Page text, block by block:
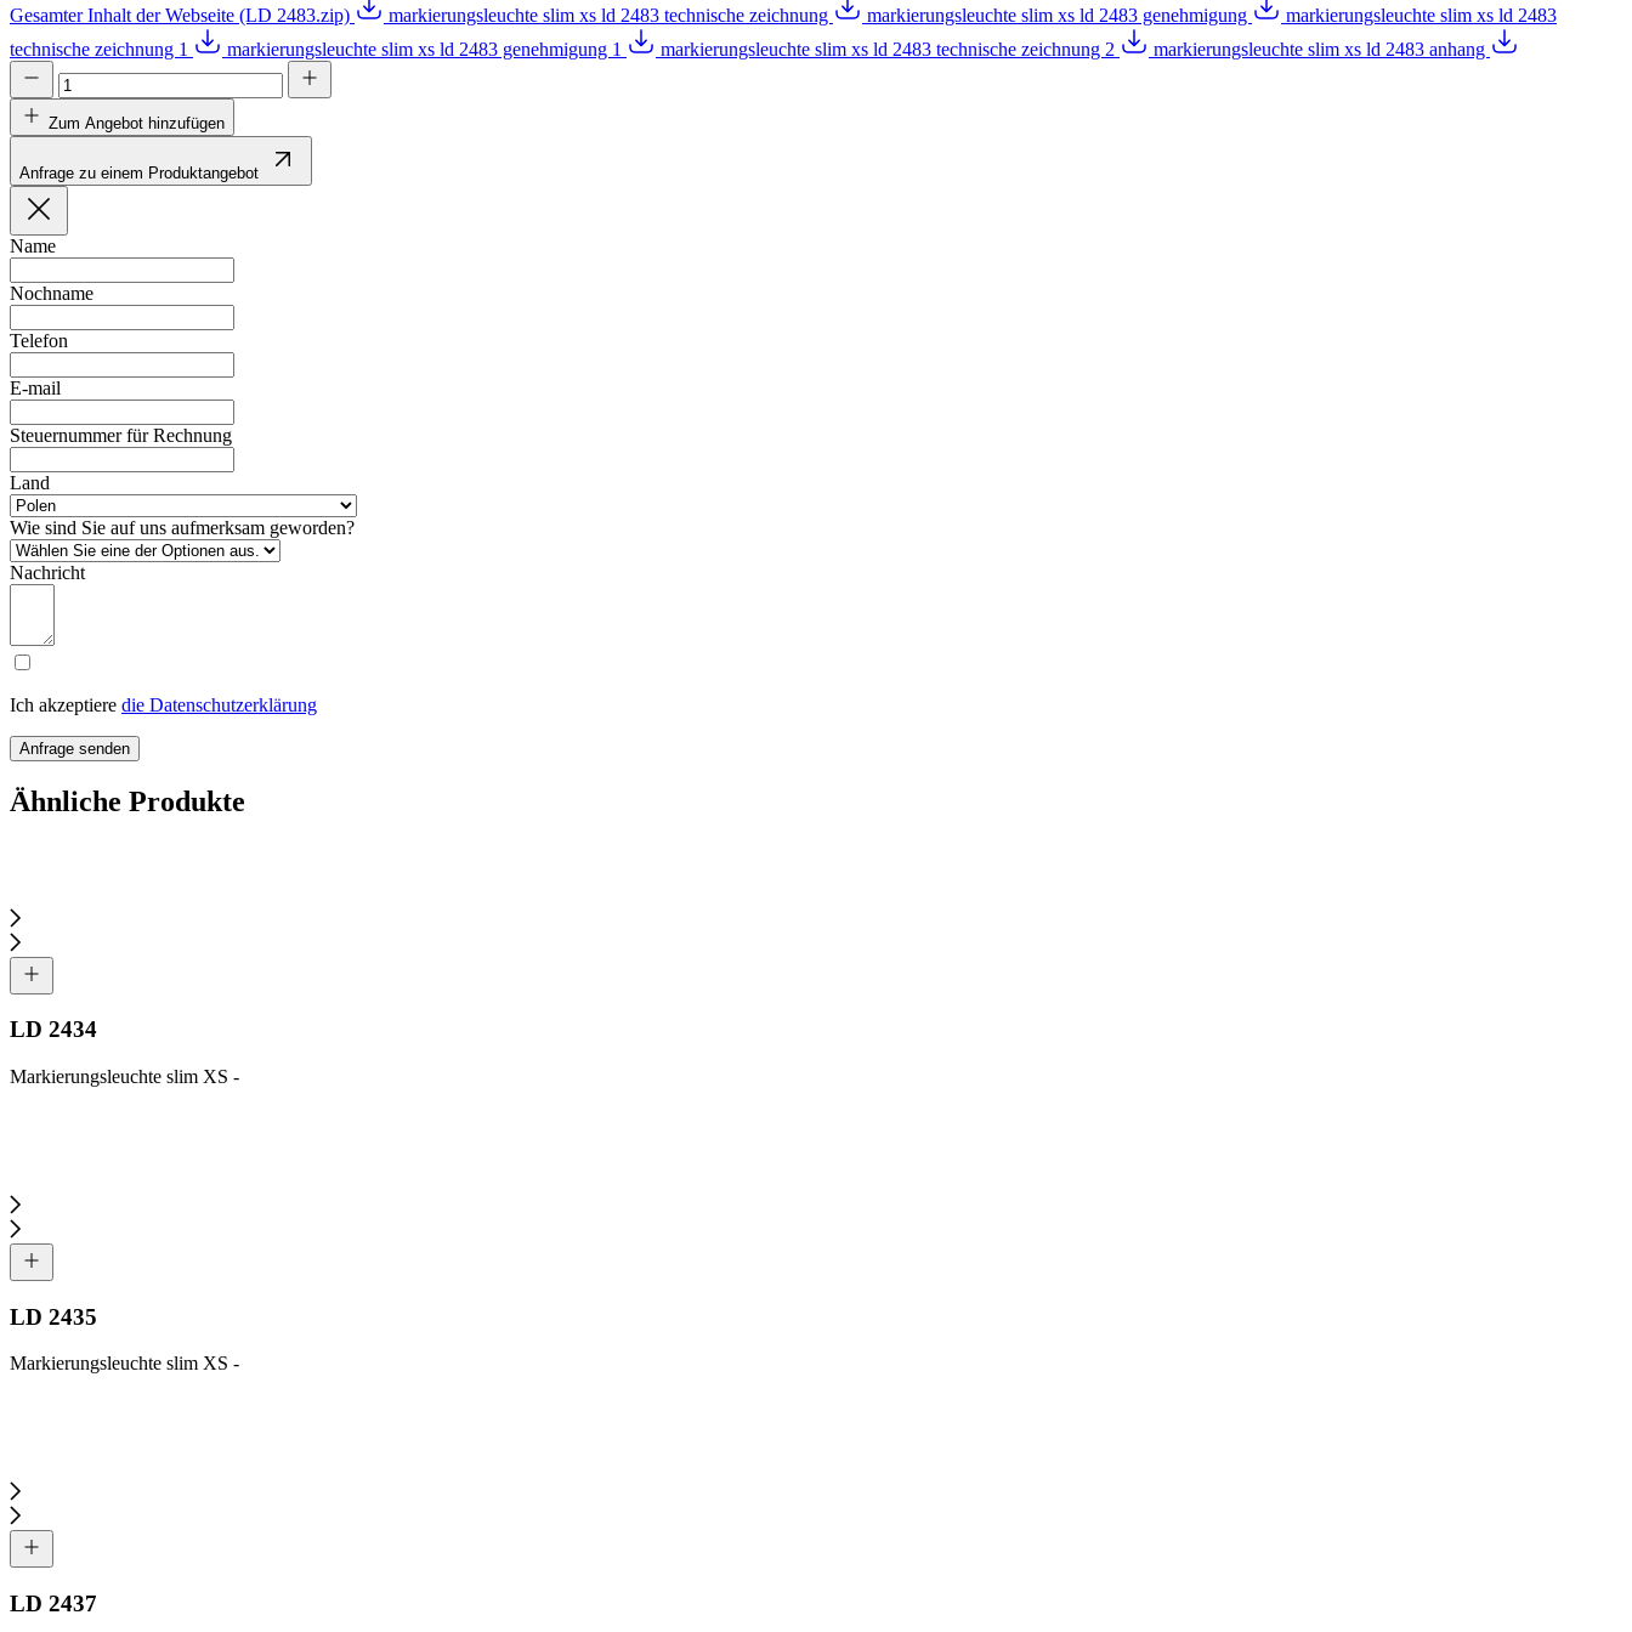
Gesamter Inhalt der Webseite (LD 2483.zip) markierungsleuchte slim xs ld 2483 technische zeichnung markierungsleuchte slim xs ld 2483 genehmigung
markierungsleuchte slim xs ld 2483
technische zeichnung 1
markierungsleuchte slim xs ld 2483 genehmigung 1 markierungsleuchte slim xs ld 2483 technische zeichnung 2 markierungsleuchte slim xs ld 2483 anhang
Zum Angebot hinzufügen
Anfrage zu einem Produktangebot
Name
Nochname
Telefon
E-mail
Steuernummer für Rechnung
Land
Wie sind Sie auf uns aufmerksam geworden?
Nachricht
Ich akzeptiere die Datenschutzerklärung
Anfrage senden
Ähnliche Produkte
LD 2434
Markierungsleuchte slim XS -
LD 2435
Markierungsleuchte slim XS -
LD 2437